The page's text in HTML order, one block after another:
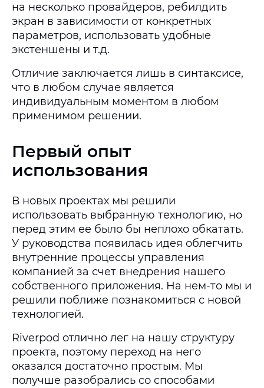
на несколько провайдеров, ребилдить
экран в зависимости от конкретных
параметров, использовать удобные
экстеншены и т.д.
Отличие заключается лишь в синтаксисе,
что в любом случае является
индивидуальным моментом в любом
применимом решении.
Первый опыт
использования
В новых проектах мы решили
использовать выбранную технологию, но
перед этим ее было бы неплохо обкатать.
У руководства появилась идея облегчить
внутренние процессы управления
компанией за счет внедрения нашего
собственного приложения. На нем-то мы и
решили поближе познакомиться с новой
технологией.
Riverpod отлично лег на нашу структуру
проекта, поэтому переход на него
оказался достаточно простым. Мы
получше разобрались со способами